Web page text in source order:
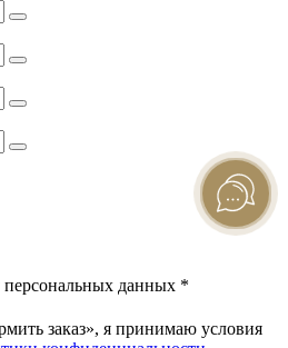
персональных данных *
заказ», я принимаю условия